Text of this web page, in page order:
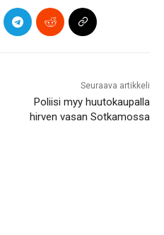
Seuraava artikkeli
Poliisi myy huutokaupalla
hirven vasan Sotkamossa